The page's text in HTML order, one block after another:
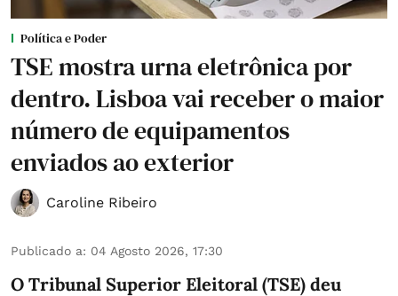
Política e Poder
TSE mostra urna eletrônica por
dentro. Lisboa vai receber o maior
número de equipamentos
enviados ao exterior
Caroline Ribeiro
Publicado a: 04 Agosto 2026, 17:30
O Tribunal Superior Eleitoral (TSE) deu